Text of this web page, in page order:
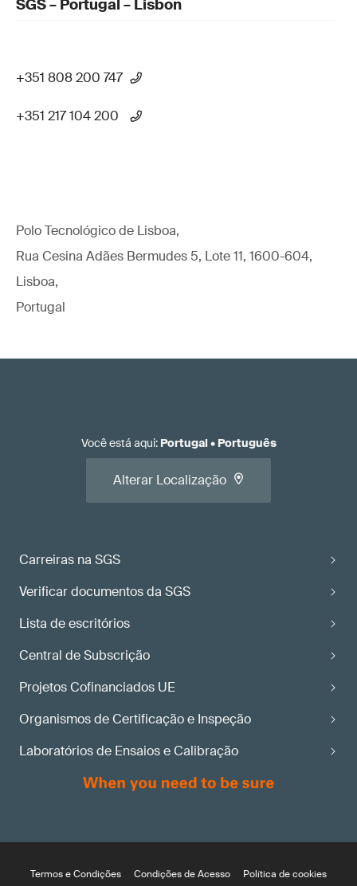
SGS – Portugal – Lisbon
+351 808 200 747
+351 217 104 200
Polo Tecnológico de Lisboa,
Rua Cesina Adães Bermudes 5, Lote 11, 1600-604,
Lisboa,
Portugal
Carreiras na SGS
Verificar documentos da SGS
Lista de escritórios
Central de Subscrição
Projetos Cofinanciados UE
Organismos de Certificação e Inspeção
Laboratórios de Ensaios e Calibração
Você está aqui: Portugal• Português
Alterar Localização
Termos e Condições Condições de Acesso Política de cookies